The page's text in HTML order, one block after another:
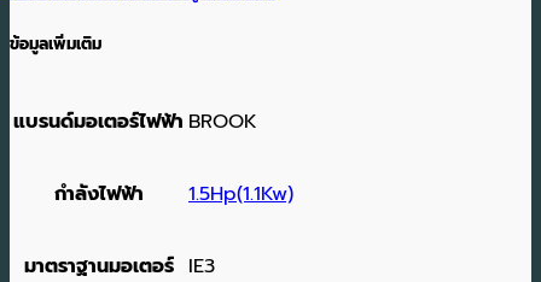
ข้อมูลเพิ่มเติม
แบรนด์มอเตอร์ไฟฟ้า BROOK
กำลังไฟฟ้า 1.5Hp(1.1Kw)
มาตราฐานมอเตอร์ IE3